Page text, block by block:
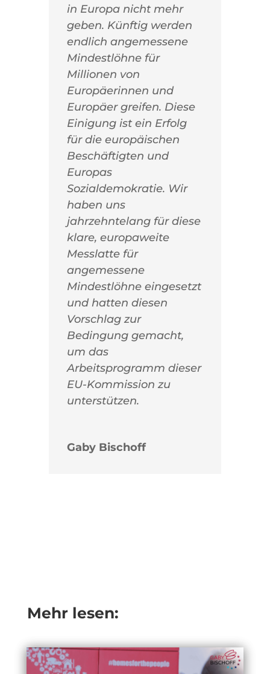
in Europa nicht mehr
geben. Künftig werden
endlich angemessene
Mindestlöhne für
Millionen von
Europäerinnen und
Europäer greifen. Diese
Einigung ist ein Erfolg
für die europäischen
Beschäftigten und
Europas
Sozialdemokratie. Wir
haben uns
jahrzehntelang für diese
klare, europaweite
Messlatte für
angemessene
Mindestlöhne eingesetzt
und hatten diesen
Vorschlag zur
Bedingung gemacht,
um das
Arbeitsprogramm dieser
EU-Kommission zu
unterstützen.
Gaby Bischoff
Mehr lesen: